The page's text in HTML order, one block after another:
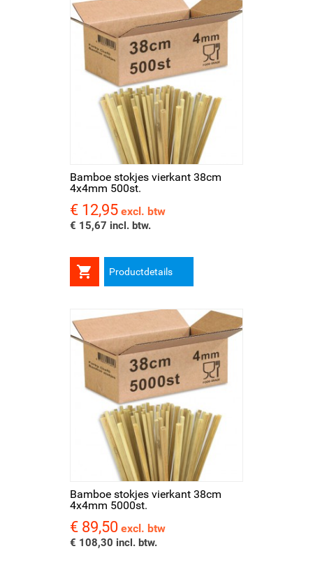
Bamboe stokjes vierkant 38cm
4x4mm 500st.
Prijs
€ 12,95 excl. btw
€ 15,67 incl. btw.
 Productdetails
Bamboe stokjes vierkant 38cm
4x4mm 5000st.
Prijs
€ 89,50 excl. btw
€ 108,30 incl. btw.